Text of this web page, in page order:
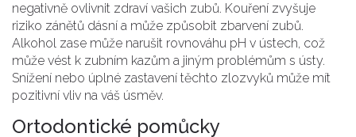
negativně ovlivnit zdraví vašich zubů. Kouření zvyšuje
riziko zánětů dásní a může způsobit zbarvení zubů.
Alkohol zase může narušit rovnováhu pH v ústech, což
může vést k zubním kazům a jiným problémům s ústy.
Snížení nebo úplné zastavení těchto zlozvyků může mít
pozitivní vliv na váš úsměv.
Ortodontické pomůcky